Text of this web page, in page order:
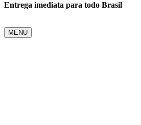
Entrega imediata para todo Brasil
MENU